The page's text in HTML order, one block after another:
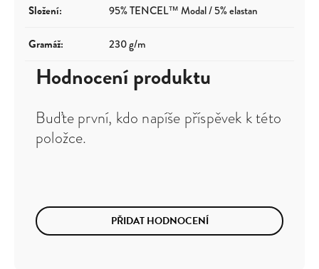
Složení: 95% TENCEL™ Modal / 5% elastan
Gramáž: 230 g/m
Hodnocení produktu
Buďte první, kdo napíše příspěvek k této
položce.
PŘIDAT HODNOCENÍ